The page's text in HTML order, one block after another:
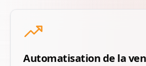
Automatisation de la